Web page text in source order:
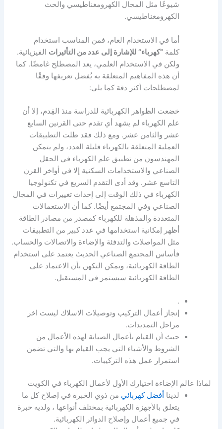
شيوعًا مثل المجال الكهرومغناطيسي والحث
الكهرومغناطيسي.
أما في الاستخدام العام، فمن المناسب استخدام
كلمة“كهرباء” للإشارة إلى عدد من التأثيرات الفيزيائية.
ولكن في الاستخدام العلمي، يعد المصطلح غامضًا. كما
أن هذه المفاهيم المتعلقة به يُفضل تعريفها وفقًا
لمصطلحات أكثر دقة كما يلي:
خضعت الظواهر الكهربائية للدراسة منذ القِدم، إلا أن
علم الكهرباء لم يشهد أي تقدم حتى القرنين السابع
عشر والثامن عشر. ومع ذلك فقد ظلت التطبيقات
العملية المتعلقة بالكهرباء قليلة العدد، ولم يتمكن
المهندسون من تطبيق علم الكهرباء في الحقل
الصناعي والاستخدامات السكنية إلا في أواخر القرن
التاسع عشر. وقد أدى التقدم السريع في تكنولوجيا
الكهرباء في ذلك الوقت إلى إحداث تغييرات في المجال
الصناعي وفي المجتمع أيضًا. كما أن الاستعمالات
المتعددة والمذهلة للكهرباء كمصدر من مصادر الطاقة
أظهر إمكانية استخدامها في عدد كبير من التطبيقات
مثل المواصلات والتدفئة والإضاءة والاتصالات والحساب.
فأساس المجتمع الصناعي الحديث يعتمد على استخدام
الطاقة الكهربائية، ويمكن التكهن بأن الاعتماد على
الطاقة الكهربائية سيستمر في المستقبل.
.
إنجاز أعمال التركيب وتوصيلات الاسلاك ليست اخر
مراحل التمديدات.
حيث أن القيام بأعمال الصيانة لهذه الأعمال من
الشروط والأشياء التي يجب القيام بها والتي تضمن
استمرار عمل هذه التركيبات.
لماذا عالم الإضاءة اختيارك الأول لأعمال الكهرباء في الكويت
لدينا أفضل كهربائي من ذوي الخبرة في إصلاح كل ما
يتعلق بالأجهزة الكهربائية بمختلف أنواعها ، ولديه خبرة
في جميع أعمال وإصلاح الدوائر الكهربائية.